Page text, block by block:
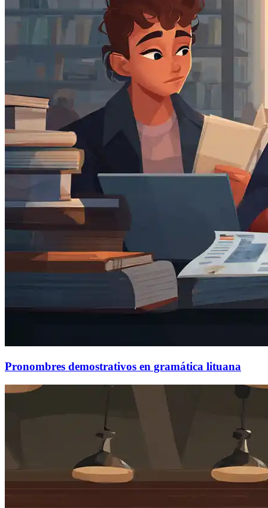
Pronombres demostrativos en gramática lituana